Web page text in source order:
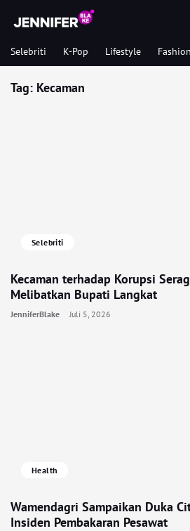
Selebriti K-Pop Lifestyle
Tag: Kecaman
Selebriti
Kecaman terhadap Korupsi
Melibatkan Bupati Langkat
JenniferBlake Juli 5, 2026
Health
Wamendagri Sampaikan Duka
Insiden Pembakaran Pesawat